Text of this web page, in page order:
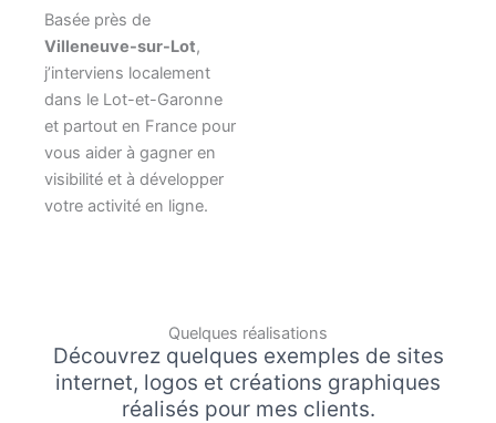
Basée près de
Villeneuve-sur-Lot,
j’interviens localement
dans le Lot-et-Garonne
et partout en France pour
vous aider à gagner en
visibilité et à développer
votre activité en ligne.
Quelques réalisations
Découvrez quelques exemples de sites
internet, logos et créations graphiques
réalisés pour mes clients.